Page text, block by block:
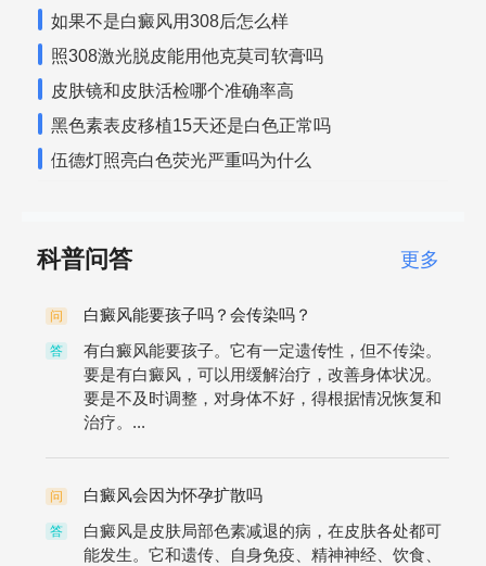
如果不是白癜风用308后怎么样
照308激光脱皮能用他克莫司软膏吗
皮肤镜和皮肤活检哪个准确率高
黑色素表皮移植15天还是白色正常吗
伍德灯照亮白色荧光严重吗为什么
科普问答 更多
问 白癜风能要孩子吗？会传染吗？
答
有白癜风能要孩子。它有一定遗传性，但不传染。
要是有白癜风，可以用缓解治疗，改善身体状况。
要是不及时调整，对身体不好，得根据情况恢复和
治疗。...
问 白癜风会因为怀孕扩散吗
答
白癜风是皮肤局部色素减退的病，在皮肤各处都可
能发生。它和遗传、自身免疫、精神神经、饮食、